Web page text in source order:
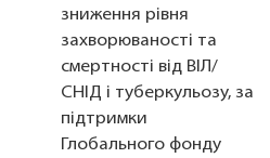
зниження рівня
захворюваності та
смертності від ВІЛ/
СНІД і туберкульозу, за
підтримки
Глобального фонду